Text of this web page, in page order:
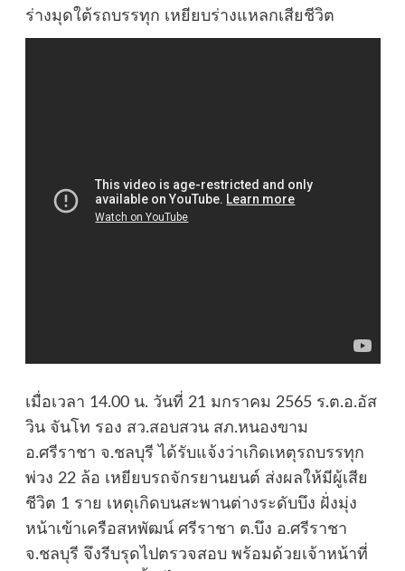
ร่างมุดใต้รถบรรทุก เหยียบร่างแหลกเสียชีวิต
เมื่อเวลา 14.00 น. วันที่ 21 มกราคม 2565 ร.ต.อ.อัส
วิน จันโท รอง สว.สอบสวน สภ.หนองขาม
อ.ศรีราชา จ.ชลบุรี ได้รับแจ้งว่าเกิดเหตุรถบรรทุก
พ่วง 22 ล้อ เหยียบรถจักรยานยนต์ ส่งผลให้มีผู้เสีย
ชีวิต 1 ราย เหตุเกิดบนสะพานต่างระดับบึง ฝั่งมุ่ง
หน้าเข้าเครือสหพัฒน์ ศรีราชา ต.บึง อ.ศรีราชา
จ.ชลบุรี จึงรีบรุดไปตรวจสอบ พร้อมด้วยเจ้าหน้าที่